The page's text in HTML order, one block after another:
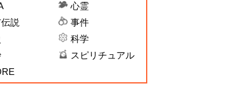
心霊
説
事件
科学
スピリチュアル